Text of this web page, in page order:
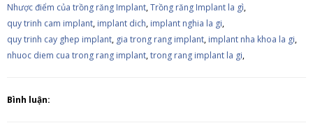
Nhược điểm của trồng răng Implant,Trồng răng Implant la gì,
quy trinh cam implant, implant dich, implant nghia la gi,
quy trinh cay ghep implant, gia trong rang implant, implant nha khoa la gi,
nhuoc diem cua trong rang implant,trong rang implant la gi,
Bình luận: